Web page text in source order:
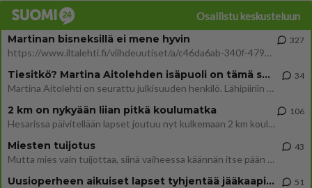
Osallistu keskusteluun
Martinan bisneksillä ei mene hyvin
https://www.iltalehti.fi/viihdeuutiset/a/c46da6ab-340f-4790-aaa7-0865eed2336 Yrityksen konkurssihakemus on tullut kärä
327
Tiesitkö? Martina Aitolehden isäpuoli on tämä suosittu laulaja
Martina Aitolehti on seurattu julkisuuden henkilö. Lähipiiriin mahtuu muitakin tunnettuja henkilöitä. Tiesitkö, että Ma
34
2 km on nykyään liian pitkä koulumatka
Hesarissa päivitellään lapset joutuu nyt kulkemaan 2 km kouluun jösses. Ruostefillarilla tuo matka menee vaikka miten äk
106
Miesten tuijotus
Mutta mies vain tuijottaa, siinä vaiheessa käännän itse pään pois. Mikä juttu? Yleensä jos joku tuijottaa tai katsoo, hä
43
Uusioperheen aikuiset lapset tyhjentää jääkaapin käydessään 51